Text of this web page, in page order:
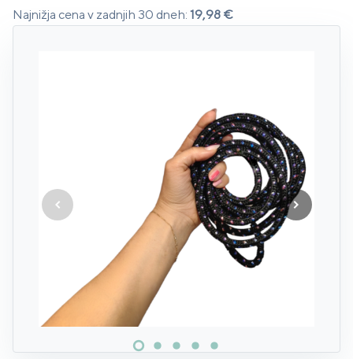
Najnižja cena v zadnjih 30 dneh: 19,98 €